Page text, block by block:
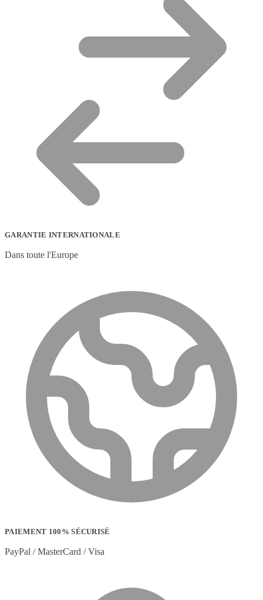
GARANTIE INTERNATIONALE
Dans toute l'Europe
PAIEMENT 100% SÉCURISÉ
PayPal / MasterCard / Visa